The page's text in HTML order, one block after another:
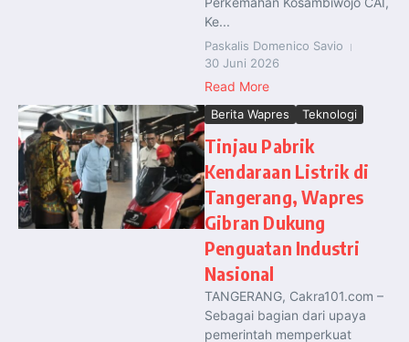
Ke...
Paskalis Domenico Savio
30 Juni 2026
Read More
Berita Wapres Teknologi
Tinjau Pabrik
Kendaraan Listrik di
Tangerang, Wapres
Gibran Dukung
Penguatan Industri
Nasional
TANGERANG, Cakra101.com –
Sebagai bagian dari upaya
pemerintah memperkuat